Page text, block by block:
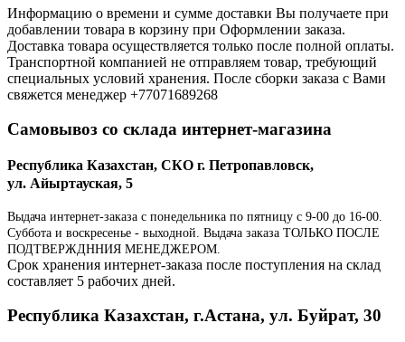
Информацию о времени и сумме доставки Вы получаете при
добавлении товара в корзину при Оформлении заказа.
Доставка товара осуществляется только после полной оплаты.
Транспортной компанией не отправляем товар, требующий
специальных условий хранения. После сборки заказа с Вами
свяжется менеджер +77071689268
Самовывоз со склада интернет-магазина
Республика Казахстан, СКО г. Петропавловск,
ул. Айыртауская, 5
Выдача интернет-заказа с понедельника по пятницу с 9-00 до 16-00.
Суббота и воскресенье - выходной. Выдача заказа ТОЛЬКО ПОСЛЕ
ПОДТВЕРЖДННИЯ МЕНЕДЖЕРОМ.
Срок хранения интернет-заказа после поступления на склад
составляет 5 рабочих дней.
Республика Казахстан, г.Астана, ул. Буйрат, 30